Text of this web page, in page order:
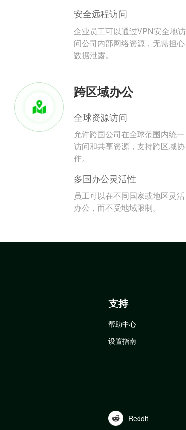
安全远程访问
企业员工可以通过VPN安全地访
问公司内部网络资源，无需担心
数据泄露。
跨区域办公
全球资源访问
允许跨国公司在全球范围内统一
访问和共享资源，支持跨区域协
作。
多国办公灵活性
员工可以在不同国家或地区灵活
办公，而不受地域限制。
支持
帮助中心
设置指南
Reddit